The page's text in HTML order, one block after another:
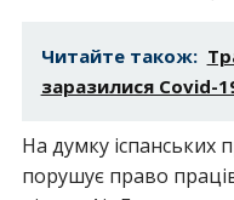
Читайте також:
заразилися Covid-
На думку іспанських
порушує право